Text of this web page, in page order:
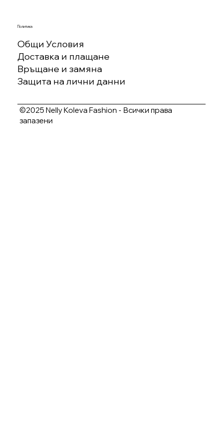
Политика
Общи Условия
Доставка и плащане
Връщане и замяна
Защита на лични данни
©2025 Nelly Koleva Fashion - Всички права
запазени